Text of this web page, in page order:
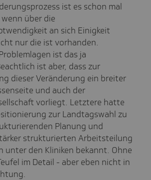
ist es schon mal
über die
an sich Einigkeit
nur die ist vorhanden.
ist das ja
ist aber, dass zur
dieser Veränderung ein breiter
und auch der
vorliegt. Letztere hatte
zur Landtagswahl zu
Planung und
strukturierten Arbeitsteilung
unter den Kliniken bekannt. Ohne
im Detail - aber eben nicht in